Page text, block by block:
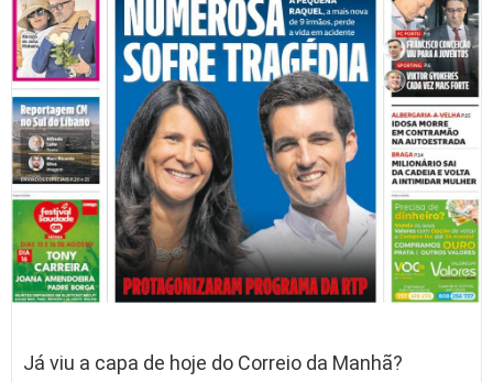
Já viu a capa de hoje do Correio da Manhã?